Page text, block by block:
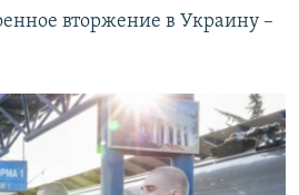
вторжение в Украину –